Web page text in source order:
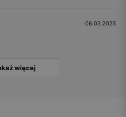
06.03.2025
więcej